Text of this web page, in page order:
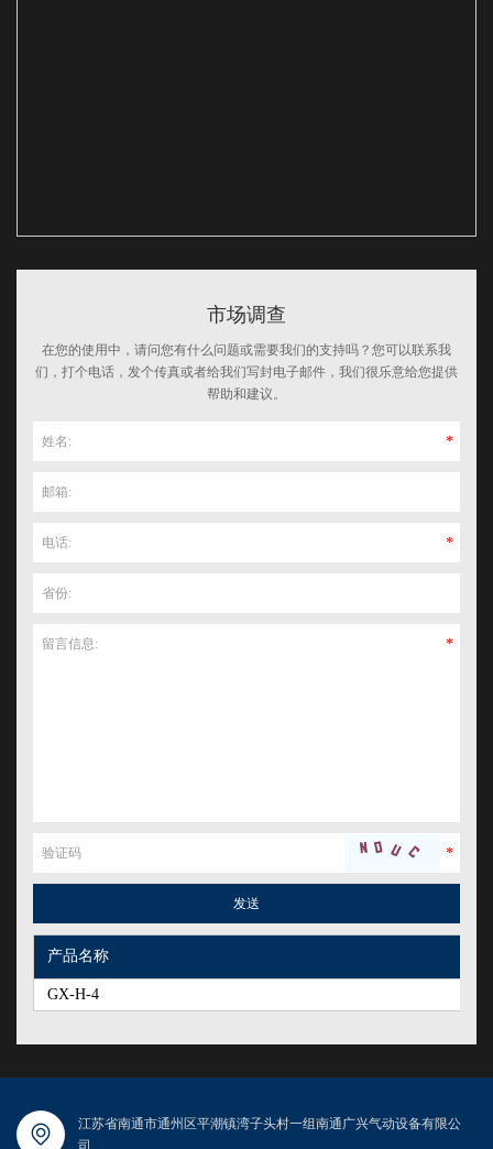
市场调查
在您的使用中，请问您有什么问题或需要我们的支持吗？您可以联系我
们，打个电话，发个传真或者给我们写封电子邮件，我们很乐意给您提供
帮助和建议。
产品名称
GX-H-4
江苏省南通市通州区平潮镇湾子头村一组南通广兴气动设备有限公
司